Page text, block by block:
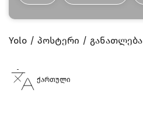
Yolo პოსტერი განათლება
ქართული